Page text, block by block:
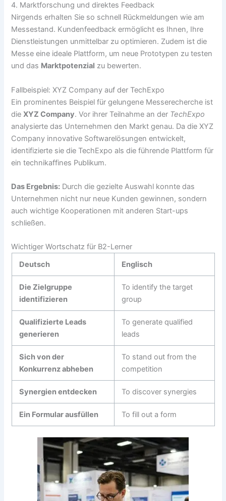
4. Marktforschung und direktes Feedback
Nirgends erhalten Sie so schnell Rückmeldungen wie am
Messestand. Kundenfeedback ermöglicht es Ihnen, Ihre
Dienstleistungen unmittelbar zu optimieren. Zudem ist die
Messe eine ideale Plattform, um neue Prototypen zu testen
und das Marktpotenzial zu bewerten.
Fallbeispiel: XYZ Company auf der TechExpo
Ein prominentes Beispiel für gelungene Messerecherche ist
dieXYZ Company. Vor ihrer Teilnahme an der TechExpo
analysierte das Unternehmen den Markt genau. Da die XYZ
Company innovative Softwarelösungen entwickelt,
identifizierte sie die TechExpo als die führende Plattform für
ein technikaffines Publikum.
Das Ergebnis: Durch die gezielte Auswahl konnte das
Unternehmen nicht nur neue Kunden gewinnen, sondern
auch wichtige Kooperationen mit anderen Start-ups
schließen.
Wichtiger Wortschatz für B2-Lerner
Deutsch
Englisch
Die Zielgruppe
identifizieren
To identify the target
group
Qualifizierte Leads
generieren
To generate qualified
leads
Sich von der
Konkurrenz abheben
To stand out from the
competition
Synergien entdecken To discover synergies
Ein Formular ausfüllen To fill out a form